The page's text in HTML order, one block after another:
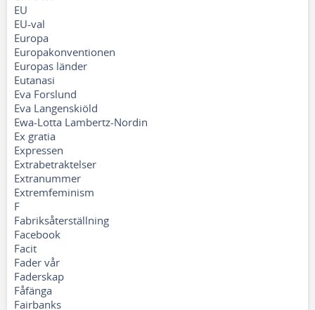
EU
EU-val
Europa
Europakonventionen
Europas länder
Eutanasi
Eva Forslund
Eva Langenskiöld
Ewa-Lotta Lambertz-Nordin
Ex gratia
Expressen
Extrabetraktelser
Extranummer
Extremfeminism
F
Fabriksåterställning
Facebook
Facit
Fader vår
Faderskap
Fåfänga
Fairbanks